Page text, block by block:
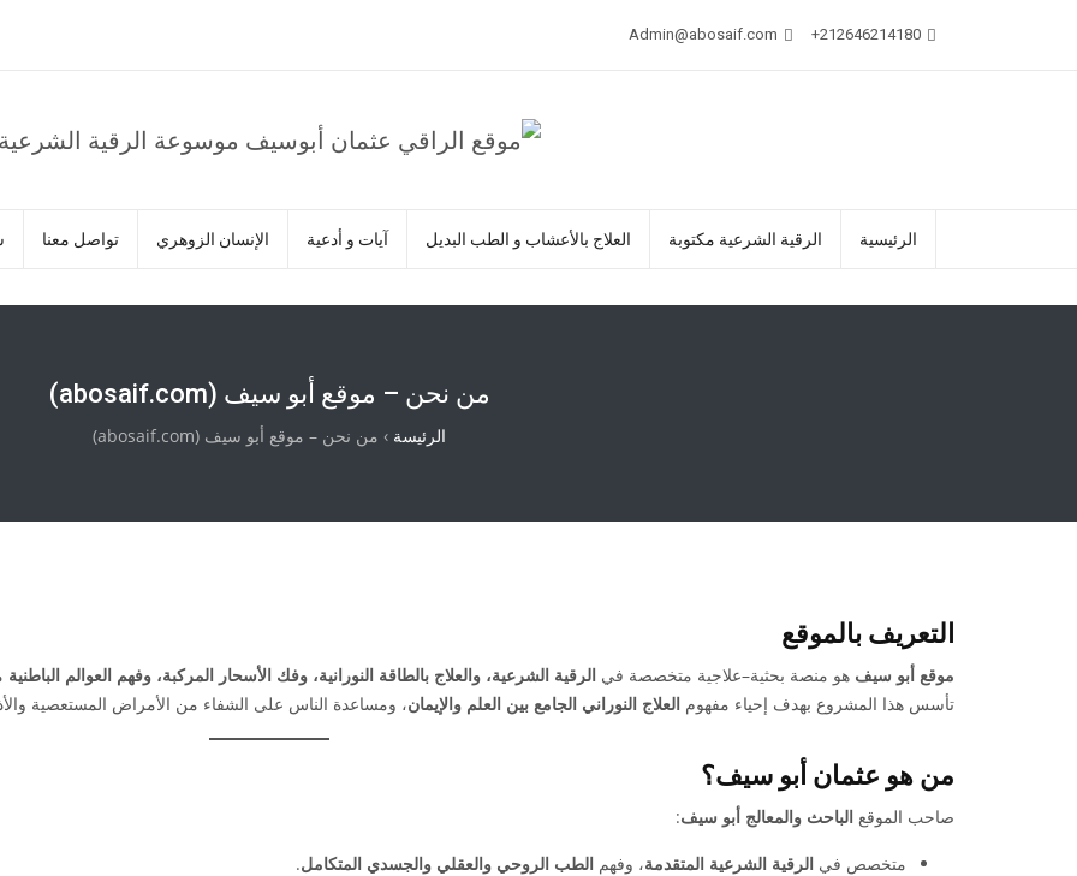
212646214180+
Admin@abosaif.com
الرئيسية الرقية الشرعية مكتوبة العلاج بالأعشاب و الطب البديل آيات و أدعية الإنسان الزوهري تواصل معنا
من نحن – موقع أبو سيف (abosaif.com)
الرئيسة › من نحن – موقع أبو سيف (abosaif.com)
التعريف بالموقع
موقع أبو سيف هو منصة بحثية–علاجية متخصصة في الرقية الشرعية، والعلاج بالطاقة النورانية، وفك الأسحار المركبة، وفهم العوالم الباطنية
تأسس هذا المشروع بهدف إحياء مفهوم العلاج النوراني الجامع بين العلم والإيمان، ومساعدة الناس على الشفاء من الأمراض المستعصية
من هو عثمان أبو سيف؟
صاحب الموقع الباحث والمعالج أبو سيف:
متخصص في الرقية الشرعية المتقدمة، وفهم الطب الروحي والعقلي والجسدي المتكامل.